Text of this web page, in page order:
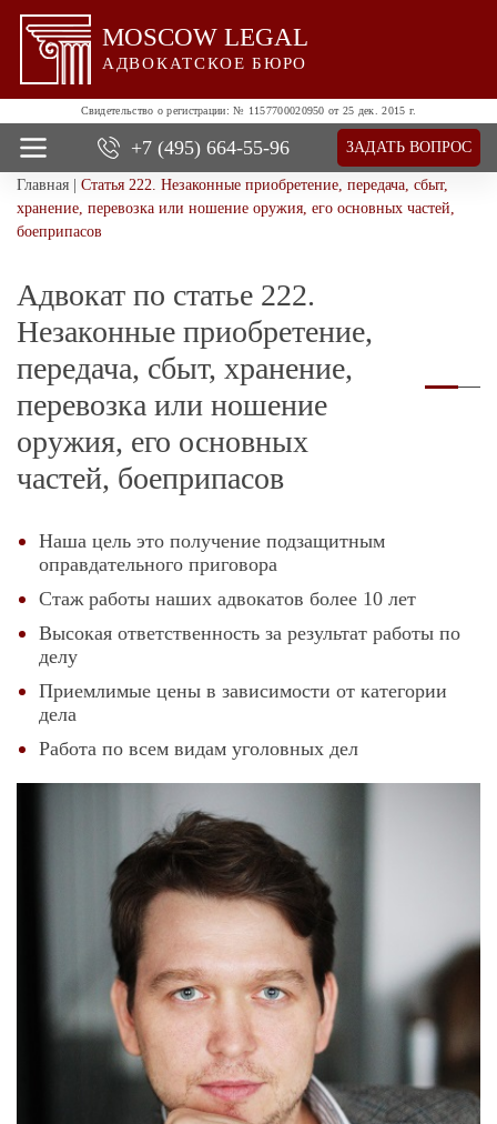
MOSCOW LEGAL
АДВОКАТСКОЕ БЮРО
Свидетельство о регистрации:№ 1157700020950 от 25 дек. 2015 г.
О нас
Все услуги
Новости и успехи
Контакты
+7 (495) 664-55-96 ЗАДАТЬ ВОПРОС
Главная
Статья 222. Незаконные приобретение, передача, сбыт,
хранение, перевозка или ношение оружия, его основных частей,
боеприпасов
Адвокат по статье 222.
Незаконные приобретение,
передача, сбыт, хранение,
перевозка или ношение
оружия, его основных
частей, боеприпасов
Наша цель это получение подзащитным
оправдательного приговора
Стаж работы наших адвокатов более 10 лет
Высокая ответственность за результат работы по
делу
Приемлимые цены в зависимости от категории
дела
Работа по всем видам уголовных дел